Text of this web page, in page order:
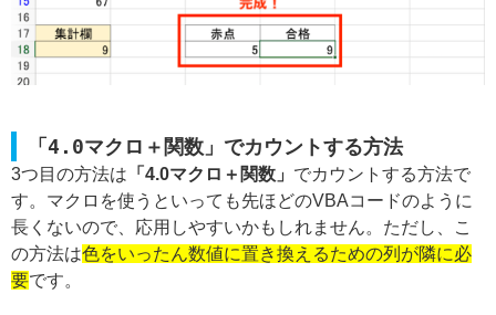
「4.0マクロ＋関数」でカウントする方法
3つ目の方法は 「4.0マクロ＋関数」 でカウントする方法で
す。マクロを使うといっても先ほどのVBAコードのように
長くないので、応用しやすいかもしれません。ただし、こ
の方法は色をいったん数値に置き換えるための列が隣に必
要です。